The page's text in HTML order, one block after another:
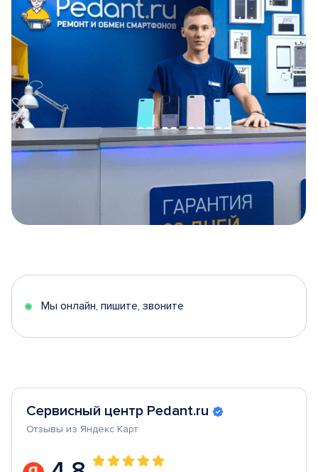
5
Мы онлайн, пишите, звоните
Сервисный центр Pedant.ru
Отзывы из Яндекс Карт